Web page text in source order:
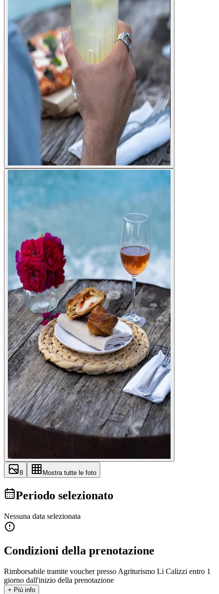
8 Mostra tutte le foto
Periodo selezionato
Nessuna data selezionata
Condizioni della prenotazione
Rimborsabile tramite voucher presso Agriturismo Li Calizzi entro 1
giorno dall'inizio della prenotazione
+ Più info